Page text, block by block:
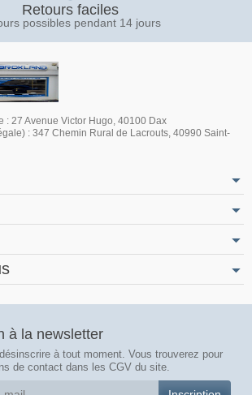
Retours faciles
possibles pendant 14 jours
: 27 Avenue Victor Hugo, 40100 Dax
: 347 Chemin Rural de Lacrouts, 40990 Saint-
à la newsletter
à tout moment. Vous trouverez pour
de contact dans les CGV du site.